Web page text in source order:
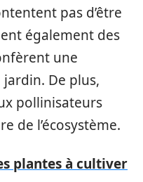
pas d’être
également des
une
De plus,
pollinisateurs
de l’écosystème.
plantes à cultiver